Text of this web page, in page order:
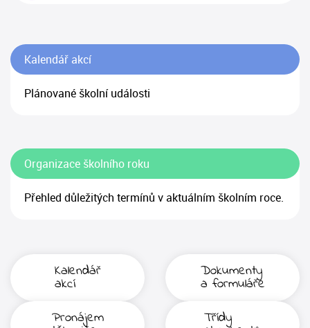
Kalendář akcí
Plánované školní události
Organizace školního roku
Přehled důležitých termínů v aktuálním školním roce.
Kalendář
akcí
Dokumenty
a formuláře
Pronájem
Třídy